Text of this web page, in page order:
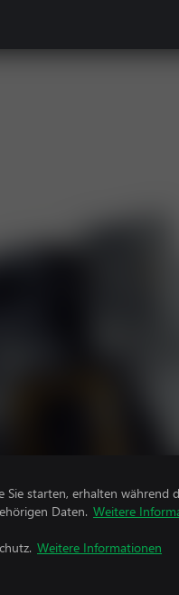
Sie starten, erhalten während
Daten. Weitere
Weitere Informationen